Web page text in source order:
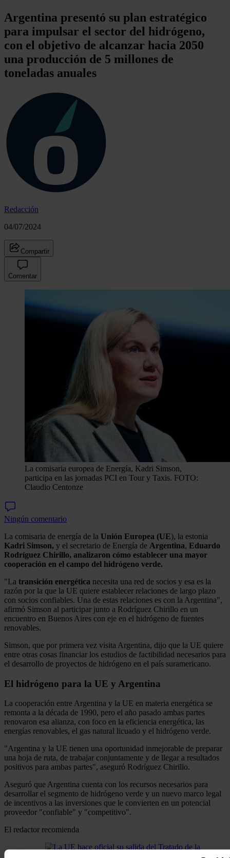
Argentina presentó su plan estratégico
para impulsar el sector del hidrógeno,
con el objetivo de alcanzar hacia 2050
una producción de 5 millones de
toneladas anuales
Redacción
04/07/2024
Compartir
Comentar
La comisaria europea de Energía, Kadri Simson,
participa en las jornadas PCI en Tour y Taxis. FOTO:
Claudio Centonze
Ningún comentario
La comisaria de energía de la Unión Europea (UE), la estonia
Kadri Simson, y el secretario de Energía de Argentina, Eduardo
Rodríguez Chirillo, analizaron cómo establecer una mayor
cooperación en el campo del hidrógeno verde.
"La transición energética necesita una red de socios y esa es la
razón por la que la UE quiere establecer relaciones de largo plazo
con socios confiables. Una de estas relaciones es con la Argentina",
afirmó Simson al participar junto a Rodríguez Chirillo en un
encuentro en Buenos Aires con eje en el hidrógeno de fuentes
renovables.
Simson, que por primera vez visita Argentina, dijo que la UE quiere
entre otras cosas financiar los estudios de factibilidad necesarios para
el desarrollo de proyectos de hidrógeno en el país suramericano.
El hidrógeno para la UE y Argentina
La cooperación entre Argentina y la UE en materia energética se
remonta a la década de 1990, pero el año pasado ambas partes
renovaron esa alianza, con foco en la eficiencia energética, las
energías renovables, el gas natural licuado y el hidrógeno verde.
"Argentina y la UE tienen una oportunidad inmejorable de preparar
una hoja de ruta, de trabajar conjuntamente y de llegar a resultados
positivos para ambas partes", aseguró Rodríguez Chirillo.
Aseguró que Argentina cuenta con los recursos necesarios para
desarrollar el segmento de hidrógeno verde y un nuevo marco legal
de incentivos a las inversiones que le convierten en un potencial
proveedor "confiable" y "competitivo".
El redactor recomienda